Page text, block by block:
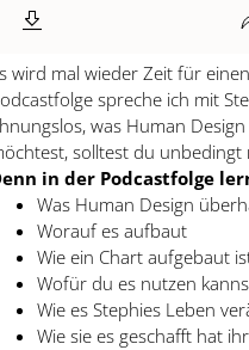
wird mal wieder Zeit für
spreche ich mit
was Human
solltest du
in der Podcastfolge
Was Human Design
Worauf es aufbaut
Wie ein Chart aufgebaut
Wofür du es nutzen
Wie es Stephies Leben
Wie sie es geschafft hat